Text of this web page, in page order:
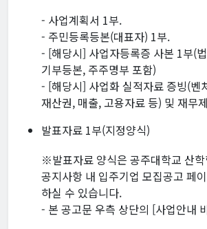
- 사업계획서 1부.
- 주민등록등본(대표자) 1부.
- [해당시] 사업자등록증 사본 1부(
기부등본, 주주명부 포함)
- [해당시] 사업화 실적자료 증빙(벤
재산권, 매출, 고용자료 등) 및 재무
발표자료 1부(지정양식)
※발표자료 양식은 공주대학교 산
공지사항 내 입주기업 모집공고 페
하실 수 있습니다.
- 본 공고문 우측 상단의 [사업안내